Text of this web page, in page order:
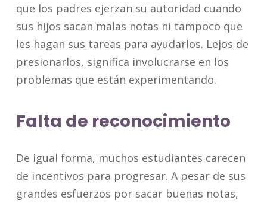
que los padres ejerzan su autoridad cuando
sus hijos sacan malas notas ni tampoco que
les hagan sus tareas para ayudarlos. Lejos de
presionarlos, significa involucrarse en los
problemas que están experimentando.
Falta de reconocimiento
De igual forma, muchos estudiantes carecen
de incentivos para progresar. A pesar de sus
grandes esfuerzos por sacar buenas notas,